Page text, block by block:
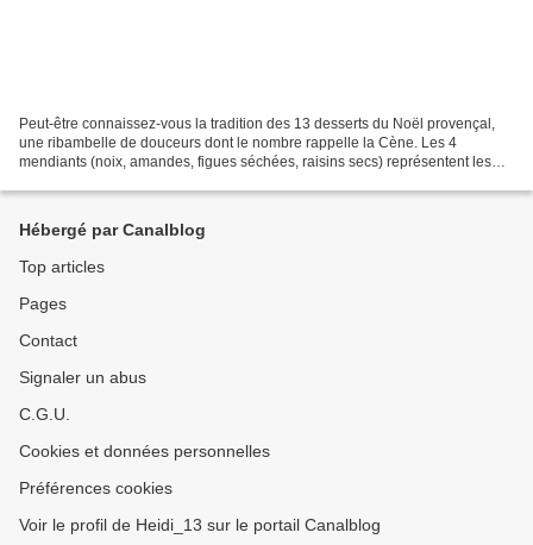
Peut-être connaissez-vous la tradition des 13 desserts du Noël provençal,
une ribambelle de douceurs dont le nombre rappelle la Cène. Les 4
mendiants (noix, amandes, figues séchées, raisins secs) représentent les
Hébergé par Canalblog
Top articles
Pages
Contact
Signaler un abus
C.G.U.
Cookies et données personnelles
Préférences cookies
Voir le profil de Heidi_13 sur le portail Canalblog